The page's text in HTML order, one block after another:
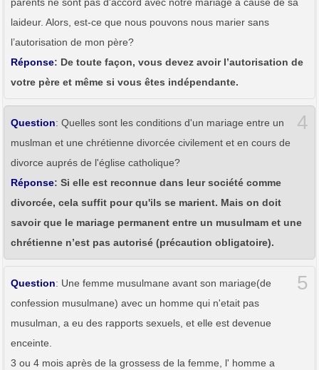
laideur. Alors, est-ce que nous pouvons nous marier sans
l’autorisation de mon père?
Réponse: De toute façon, vous devez avoir l’autorisation de
votre père et même si vous êtes indépendante.
4
Question: Quelles sont les conditions d'un mariage entre un
muslman et une chrétienne divorcée civilement et en cours de
divorce auprés de l'église catholique?
Réponse: Si elle est reconnue dans leur société comme
divorcée, cela suffit pour qu'ils se marient. Mais on doit
savoir que le mariage permanent entre un musulmam et une
chrétienne n’est pas autorisé (précaution obligatoire).
5
Question: Une femme musulmane avant son mariage(de
confession musulmane) avec un homme qui n'etait pas
musulman, a eu des rapports sexuels, et elle est devenue
enceinte.
3 ou 4 mois après de la grossess de la femme, l' homme a